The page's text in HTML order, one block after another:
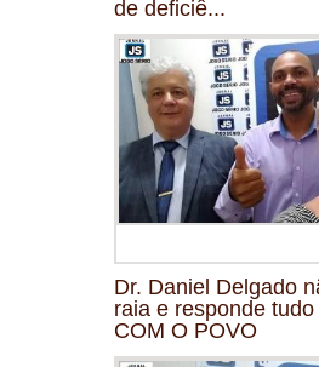
de deficiê...
Dr. Daniel Delgado
raia e responde
COM O POVO